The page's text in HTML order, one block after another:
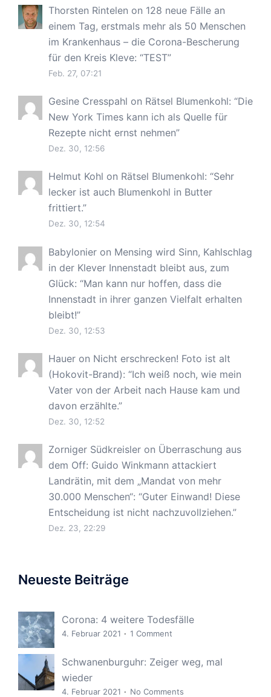
Thorsten Rintelen on 128 neue Fälle an
einem Tag, erstmals mehr als 50 Menschen
im Krankenhaus – die Corona-Bescherung
für den Kreis Kleve: “TEST”
Feb. 27, 07:21
Gesine Cresspahl on Rätsel Blumenkohl: “Die
New York Times kann ich als Quelle für
Rezepte nicht ernst nehmen”
Dez. 30, 12:56
Helmut Kohl on Rätsel Blumenkohl: “Sehr
lecker ist auch Blumenkohl in Butter
frittiert.”
Dez. 30, 12:54
Babylonier on Mensing wird Sinn, Kahlschlag
in der Klever Innenstadt bleibt aus, zum
Glück: “Man kann nur hoffen, dass die
Innenstadt in ihrer ganzen Vielfalt erhalten
bleibt!”
Dez. 30, 12:53
Hauer on Nicht erschrecken! Foto ist alt
(Hokovit-Brand): “Ich weiß noch, wie mein
Vater von der Arbeit nach Hause kam und
davon erzählte.”
Dez. 30, 12:52
Zorniger Südkreisler on Überraschung aus
dem Off: Guido Winkmann attackiert
Landrätin, mit dem „Mandat von mehr
30.000 Menschen“: “Guter Einwand! Diese
Entscheidung ist nicht nachzuvollziehen.”
Dez. 23, 22:29
Neueste Beiträge
Corona: 4 weitere Todesfälle
4. Februar 2021 1 Comment
Schwanenburguhr: Zeiger weg, mal
wieder
4. Februar 2021 No Comments